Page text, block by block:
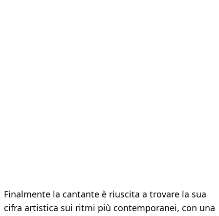
Finalmente la cantante è riuscita a trovare la sua
cifra artistica sui ritmi più contemporanei, con una